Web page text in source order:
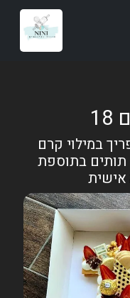
במילוי קרם
בתוספת